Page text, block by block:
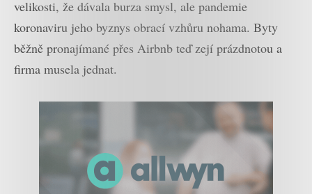
velikosti, že dávala burza smysl, ale pandemie
koronaviru jeho byznys obrací vzhůru nohama. Byty
běžně pronajímané přes Airbnb teď zejí prázdnotou a
firma musela jednat.